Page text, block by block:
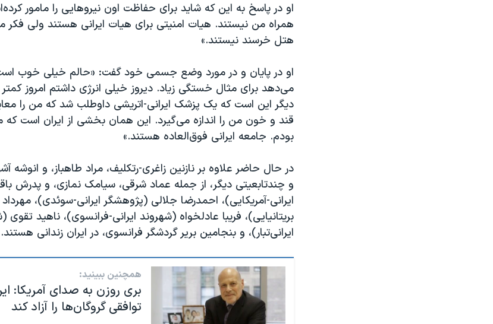
او در پاسخ به این که شاید برای حفاظت اون نیروهایی را مامور
همراه من نیستند. هیات امنیتی برای هیات ایرانی هستند ولی فکر
هتل خرسند نیستند.»
او در پایان و در مورد وضع جسمی خود گفت: «حالم خیلی خوب
می‌دهد برای مثال خستگی زیاد. دیروز خیلی انرژی داشتم امروز
دیگر این است که یک پزشک ایرانی-اتریشی داوطلب شد که من را
قند و خون من را اندازه می‌گیرد. این همان بخشی از ایران است
بودم. جامعه ایرانی فوق‌العاده هستند.»
در حال حاضر علاوه بر نازنین زاغری-رتکلیف، مراد طاهباز، و انوشه
و چندتابعیتی دیگر، از جمله عماد شرقی، سیامک نمازی، و پدرش
ایرانی-آمریکایی)، احمدرضا جلالی (پژوهشگر ایرانی-سوئدی)،
بریتانیایی)، فریبا عادلخواه (شهروند ایرانی-فرانسوی)، ناهید تقوی
ایرانی‌تبار)، و بنجامین بریر گردشگر فرانسوی، در ایران زندانی هستند.
همچنین ببینید:
بری روزن به صدای آمریکا:
توافقی گروگان‌ها را آزاد کند